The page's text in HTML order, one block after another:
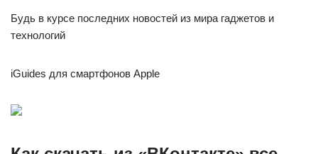
Будь в курсе последних новостей из мира гаджетов и
технологий
iGuides для смартфонов Apple